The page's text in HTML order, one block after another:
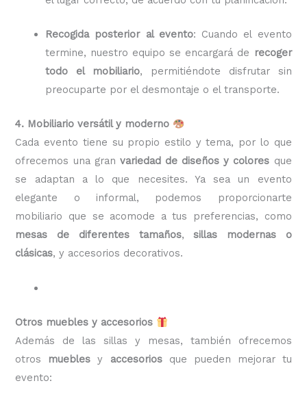
Recogida posterior al evento: Cuando el evento
termine, nuestro equipo se encargará de recoger
todo el mobiliario, permitiéndote disfrutar sin
preocuparte por el desmontaje o el transporte.
4. Mobiliario versátil y moderno
Cada evento tiene su propio estilo y tema, por lo que
ofrecemos una gran variedad de diseños y colores que
se adaptan a lo que necesites. Ya sea un evento
elegante o informal, podemos proporcionarte
mobiliario que se acomode a tus preferencias, como
mesas de diferentes tamaños,sillas modernas o
clásicas, y accesorios decorativos.
Otros muebles y accesorios
Además de las sillas y mesas, también ofrecemos
otros muebles y accesoriosque pueden mejorar tu
evento: